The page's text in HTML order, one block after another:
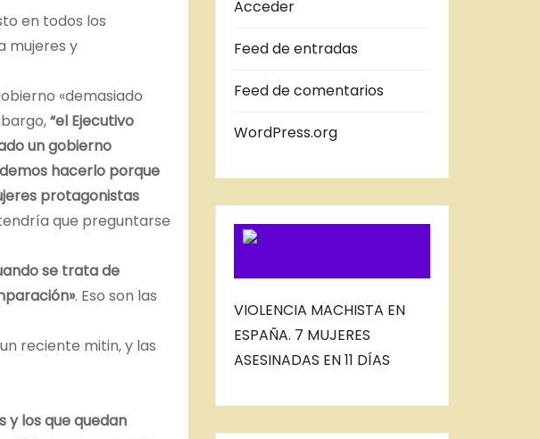
en todos los
mujeres y
«demasiado
“el Ejecutivo
un gobierno
hacerlo porque
protagonistas
que preguntarse
se trata de
. Eso son las
reciente mitin, y las
y los que quedan
D
B
O
G
Acceder
Feed de entradas
Feed de comentarios
WordPress.org
VIOLENCIA MACHISTA EN
ESPAÑA. 7 MUJERES
ASESINADAS EN 11 DÍAS